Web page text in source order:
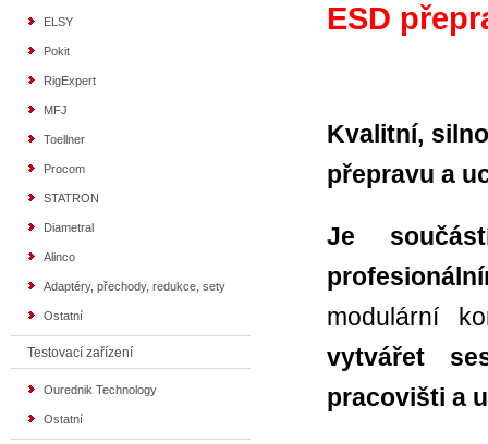
ELSY
Pokit
RigExpert
MFJ
Toellner
Procom
STATRON
Diametral
Alinco
Adaptéry, přechody, redukce, sety
Ostatní
Testovací zařízení
Ourednik Technology
Ostatní
ESD
Kvalitní,
přepravu a
Je
modulární
vytvářet
pracovišti a